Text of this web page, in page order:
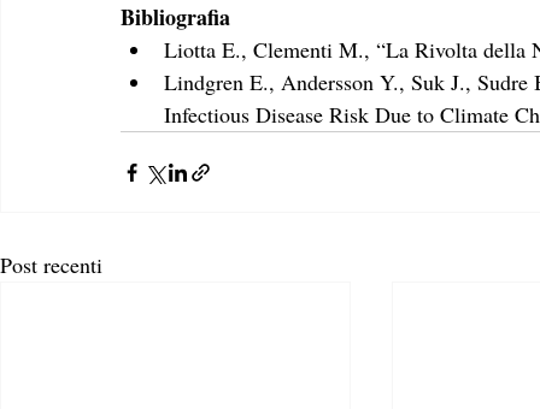
Bibliografia
Liotta E., Clementi M., “La Rivolta della
Lindgren E., Andersson Y., Suk J.,
Infectious Disease Risk Due to Climate
Post recenti